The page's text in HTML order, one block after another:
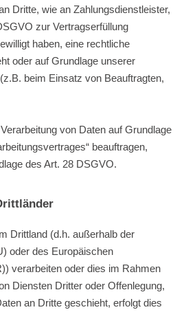
Dritte, wie an Zahlungsdienstleister,
zur Vertragserfüllung
haben, eine rechtliche
oder auf Grundlage unserer
beim Einsatz von Beauftragten,
von Daten auf Grundlage
beauftragen,
des Art. 28 DSGVO.
Drittland (d.h. außerhalb der
oder des Europäischen
verarbeiten oder dies im Rahmen
Diensten Dritter oder Offenlegung,
an Dritte geschieht, erfolgt dies